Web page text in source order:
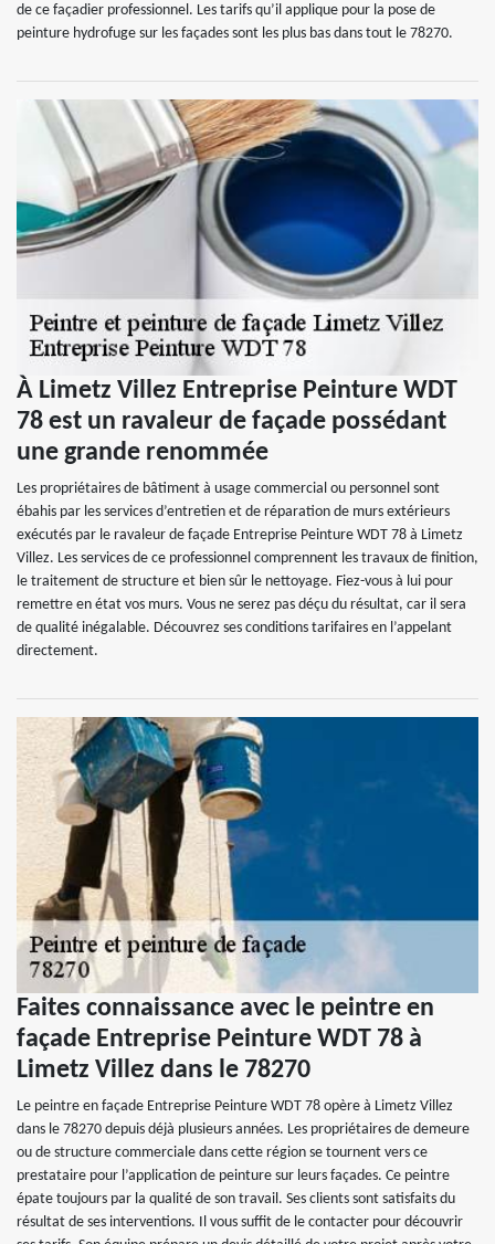
de ce façadier professionnel. Les tarifs qu’il applique pour la pose de
peinture hydrofuge sur les façades sont les plus bas dans tout le 78270.
À Limetz Villez Entreprise Peinture WDT
78 est un ravaleur de façade possédant
une grande renommée
Les propriétaires de bâtiment à usage commercial ou personnel sont
ébahis par les services d’entretien et de réparation de murs extérieurs
exécutés par le ravaleur de façade Entreprise Peinture WDT 78 à Limetz
Villez. Les services de ce professionnel comprennent les travaux de finition,
le traitement de structure et bien sûr le nettoyage. Fiez-vous à lui pour
remettre en état vos murs. Vous ne serez pas déçu du résultat, car il sera
de qualité inégalable. Découvrez ses conditions tarifaires en l’appelant
directement.
Faites connaissance avec le peintre en
façade Entreprise Peinture WDT 78 à
Limetz Villez dans le 78270
Le peintre en façade Entreprise Peinture WDT 78 opère à Limetz Villez
dans le 78270 depuis déjà plusieurs années. Les propriétaires de demeure
ou de structure commerciale dans cette région se tournent vers ce
prestataire pour l’application de peinture sur leurs façades. Ce peintre
épate toujours par la qualité de son travail. Ses clients sont satisfaits du
résultat de ses interventions. Il vous suffit de le contacter pour découvrir